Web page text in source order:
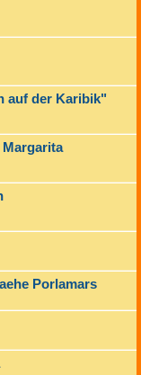
auf der Karibik"
Margarita
Porlamars